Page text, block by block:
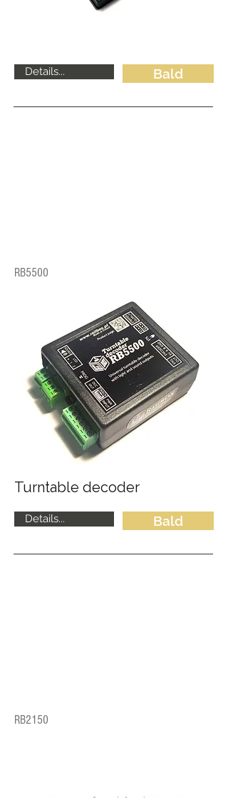
Details... Bald
RB5500
Turntable decoder
Details... Bald
RB2150